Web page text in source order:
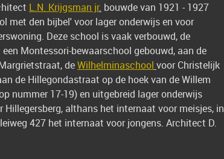
L.N. Krijgsman jr. bouwde van 1921 - 1927
met den bijbel' voor lager onderwijs en voor
Deze school is vaak verbouwd, de
Montessori-bewaarschool gebouwd, aan de
deWilhelminaschool voor Christelijk
de Hillegondastraat op de hoek van de Willem
nummer 17-19) en uitgebreid lager onderwijs
Hillegersberg, althans het internaat voor meisjes, in
427 het internaat voor jongens. Architect D.